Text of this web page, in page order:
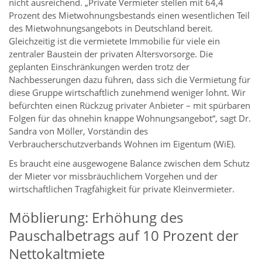
nicht ausreichend. „Private Vermieter stellen mit 64,4
Prozent des Mietwohnungsbestands einen wesentlichen Teil
des Mietwohnungsangebots in Deutschland bereit.
Gleichzeitig ist die vermietete Immobilie für viele ein
zentraler Baustein der privaten Altersvorsorge. Die
geplanten Einschränkungen werden trotz der
Nachbesserungen dazu führen, dass sich die Vermietung für
diese Gruppe wirtschaftlich zunehmend weniger lohnt. Wir
befürchten einen Rückzug privater Anbieter – mit spürbaren
Folgen für das ohnehin knappe Wohnungsangebot“, sagt Dr.
Sandra von Möller, Vorständin des
Verbraucherschutzverbands Wohnen im Eigentum (WiE).
Es braucht eine ausgewogene Balance zwischen dem Schutz
der Mieter vor missbräuchlichem Vorgehen und der
wirtschaftlichen Tragfähigkeit für private Kleinvermieter.
Möblierung: Erhöhung des
Pauschalbetrags auf 10 Prozent der
Nettokaltmiete